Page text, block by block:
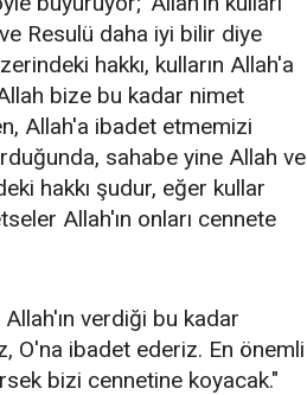
Resulü daha iyi bilir diye
hakkı, kulların Allah'a
bize bu kadar nimet
Allah'a ibadet etmemizi
sahabe yine Allah ve
hakkı şudur, eğer kullar
Allah'ın onları cennete
verdiği bu kadar
O'na ibadet ederiz. En önemli
bizi cennetine koyacak."